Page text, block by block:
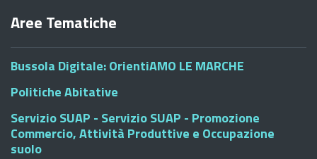
Aree Tematiche
Bussola Digitale: OrientiAMO LE MARCHE
Politiche Abitative
Servizio SUAP - Servizio SUAP - Promozione
Commercio, Attività Produttive e Occupazione
suolo